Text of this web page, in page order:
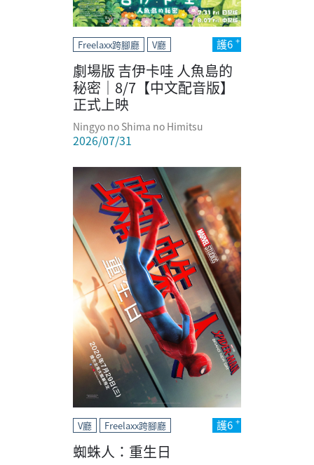
Freelaxx跨腳廳 V廳 護6
劇場版 吉伊卡哇 人魚島的
秘密｜8/7【中文配音版】
正式上映
Ningyo no Shima no Himitsu
2026/07/31
V廳 Freelaxx跨腳廳 護6
蜘蛛人：重生日